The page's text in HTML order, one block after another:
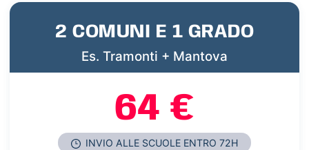
2 COMUNI E 1 GRADO
Es. Tramonti + Mantova
64 €
INVIO ALLE SCUOLE ENTRO 72H